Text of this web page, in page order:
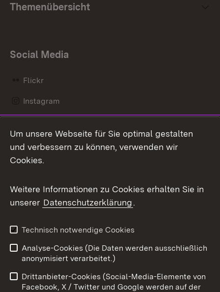
Themenübersicht
Social Media
Flickr
Instagram
Mastodon
Messenger
Social Wall
X / Twitter
Youtube
Benutzungshinweise
Barrierefreiheit
Um unsere Webseite für Sie optimal gestalten
und verbessern zu können, verwenden wir
Cookies.
Weitere Informationen zu Cookies erhalten Sie in
unserer Datenschutzerklärung.
Technisch notwendige Cookies
Analyse-Cookies (Die Daten werden ausschließlich
anonymisiert verarbeitet.)
Drittanbieter-Cookies (Social-Media-Elemente von
Facebook, X / Twitter und Google werden auf der